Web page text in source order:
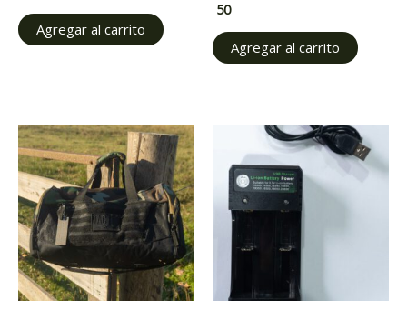
Agregar al carrito
50
Agregar al carrito